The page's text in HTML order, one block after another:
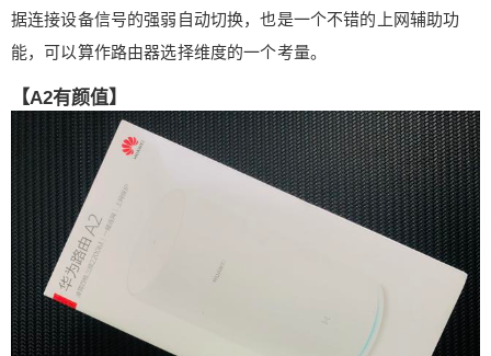
据连接设备信号的强弱自动切换，也是一个不错的上网辅助功
能，可以算作路由器选择维度的一个考量。
【A2有颜值】
围内得到保障。A2的三频可以在软件层面进行设
置，三频信号合一时，路由器可以根据上网设备距
离路由器的远近和信号接收质量智能切换设备连接
的频段，近距离时可以自动切换至5G信号段以提供
高速流畅的网络体验。所以A2还可以看作是一台智
能设备。 上面提到了A2还具备NFC近距离感应上网
功能，这个功能的原理其实就是路由器通过NFC近
距离感应通信将WIFI的连接信息（WiFi名称及连接
密码）发送给手机端，手机接收到后通过谷歌系统
功能自动进行无线连接，确实很方便。 【纸上得来
终觉浅】 PC端配置： 了解了A2的配置与特色功
能，下面就实际测试一下它的实际性能到底如何。
由于A2背部的四个口不区分LAN和WAN，所以将网